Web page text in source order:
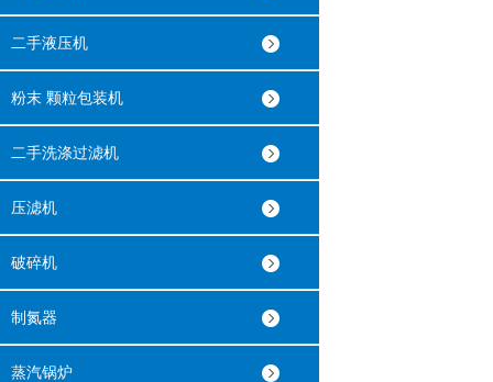
二手液压机
粉末 颗粒包装机
二手洗涤过滤机
压滤机
破碎机
制氮器
蒸汽锅炉